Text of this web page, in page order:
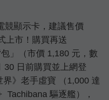
競顯示卡，建議售價
上市！購買再送
」（市價 1,180 元，數
30 日前購買並上網登
》老手虛寶 （1,000 達
驅逐艦），